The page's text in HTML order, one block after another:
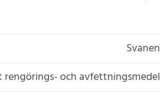
Svanen
rengörings- och avfettningsmedel